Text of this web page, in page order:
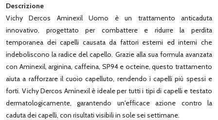
Descrizione
Vichy Dercos Aminexil Uomo è un trattamento anticaduta
innovativo, progettato per combattere e ridurre la perdita
temporanea dei capelli causata da fattori esterni ed interni che
indeboliscono la radice del capello. Grazie alla sua formula avanzata
con Aminexil, arginina, caffeina, SP94 e octeine, questo trattamento
aiuta a rafforzare il cuoio capelluto, rendendo i capelli più spessi e
forti. Vichy Dercos Aminexil è ideale per tutti i tipi di capelli e testato
dermatologicamente, garantendo un'efficace azione contro la
caduta dei capelli, con risultati visibili in sole sei settimane.